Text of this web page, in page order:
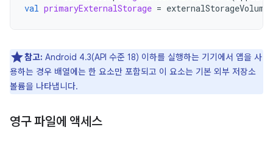
val primaryExternalStorage =
참고: Android 4.3(API 수준 18) 이하를 실행하는 기기에서 앱을 사
용하는 경우 배열에는 한 요소만 포함되고 이 요소는 기본 외부 저장소
볼륨을 나타냅니다.
영구 파일에 액세스